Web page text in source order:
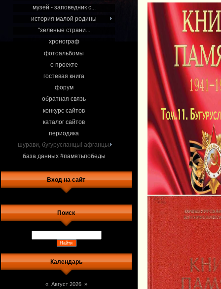
музей - заповедник с...
история малой родины
"зеленые страни...
хронограф
фотоальбомы
о проекте
гостевая книга
форум
обратная связь
конкурс сайтов
каталог сайтов
периодика
шурави, бугурусланцы! афганцы.
база данных #памятьпобеды
Вход на сайт
Поиск
Календарь
« Август 2026 »